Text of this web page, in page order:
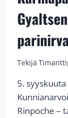
Tekijä
5.
Rinpoche –